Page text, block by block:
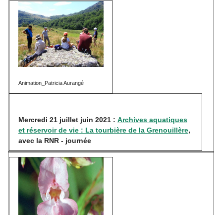
Animation_Patricia Aurangé
Mercredi 21 juillet juin 2021 : Archives aquatiques
et réservoir de vie : La tourbière de la Grenouillère,
avec la RNR - journée